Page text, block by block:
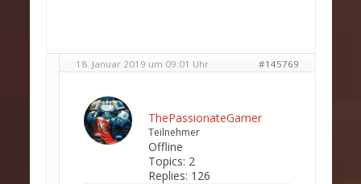
18. Januar 2019 um 09:01 Uhr #145769
ThePassionateGamer
Teilnehmer
Offline
Topics: 2
Replies: 126